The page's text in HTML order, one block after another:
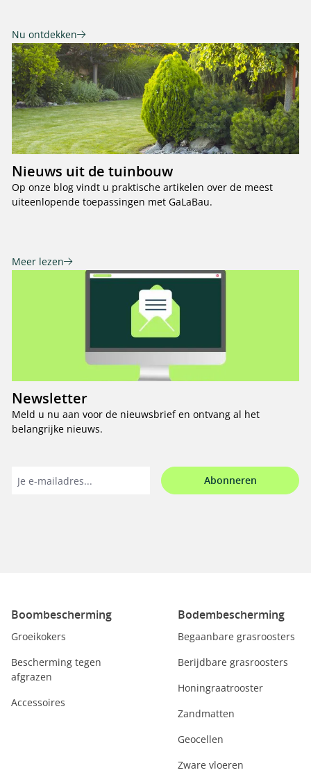
Nu ontdekken
Nieuws uit de tuinbouw
Op onze blog vindt u praktische artikelen over de meest
uiteenlopende toepassingen met GaLaBau.
Meer lezen
Newsletter
Meld u nu aan voor de nieuwsbrief en ontvang al het
belangrijke nieuws.
Abonneren
Boombescherming
Groeikokers
Bescherming tegen
afgrazen
Accessoires
Bodembescherming
Begaanbare grasroosters
Berijdbare grasroosters
Honingraatrooster
Zandmatten
Geocellen
Zware vloeren